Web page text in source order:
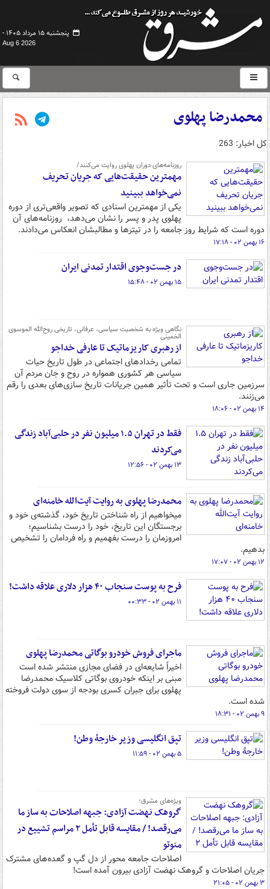
پنجشنبه ۱۵ مرداد ۱۴۰۵ -
Aug 6 2026
محمدرضا پهلوی
کل اخبار: 263
روزنامه‌های دوران پهلوی روایت می‌کنند/
مهمترین حقیقت‌هایی که جریان تحریف
نمی‌خواهد ببینید
یکی از مهمترین اسنادی که تصویر واقعی‌تری از دوره
پهلوی پدر و پسر را نشان می‌دهد، ‌ روزنامه‌های آن
دوره است که شرایط روز جامعه را در تیترها و مطالبشان انعکاس می‌دادند.
۱۶ بهمن ۰۲ - ۱۷:۱۸
در جست‌وجوی اقتدار تمدنی ایران
۱۵ بهمن ۰۲ - ۱۵:۴۸
نگاهی ویژه به شخصیت سیاسی، عرفانی، تاریخی روح‌الله الموسوی
الخمینی
از رهبری کاریزماتیک تا عارفی خداجو
تمامی رخدادهای اجتماعی در طول تاریخ حیات
سیاسی هر کشوری همواره در روح و جان مردم آن
سرزمین جاری است و تحت تأثیر همین جریانات تاریخ سازی‌های بعدی را رقم
می‌زنند.
۱۴ بهمن ۰۲ - ۱۸:۰۶
فقط در تهران ۱.۵‌ میلیون نفر در حلبی‌آباد زندگی
می‌کردند
۱۳ بهمن ۰۲ - ۱۲:۵۶
محمدرضا پهلوی به روایت آیت‌الله خامنه‌ای
میخواهیم از راه شناختن تاریخ خود، گذشته‌ی خود و
برجستگان این تاریخ، خود را درست بشناسیم؛
امروزمان را درست بفهمیم و راه فردامان را تشخیص
بدهیم.
۱۲ بهمن ۰۲ - ۱۷:۰۷
فرح به پوست سنجاب ۴۰ هزار دلاری علاقه داشت!
۱۱ بهمن ۰۲ - ۰۰:۳۳
ماجرای فروش خودرو بوگاتی محمدرضا پهلوی
اخیراً شایعه‌ای در فضای مجازی منتشر شده است
مبنی بر اینکه خودروی بوگاتی کلاسیک محمدرضا
پهلوی برای جبران کسری بودجه از سوی دولت فروخته
شده است.
۹ بهمن ۰۲ - ۱۸:۳۱
تپق انگلیسی وزیر خارجهٔ وطن!
۵ بهمن ۰۲ - ۱۱:۵۹
ویژه‌های مشرق؛
گروهک نهضت آزادی: جبهه اصلاحات به ساز ما
می‌رقصد! / مقایسه قابل تأمل ۲ مراسم تشییع در
منوتو
اصلاحات جامعه‌ محور از دل گپ و گعده‌های مشترک
جریان اصلاحات و گروهک نهضت آزادی بیرون آمده است!
۳ بهمن ۰۲ - ۲۱:۰۵